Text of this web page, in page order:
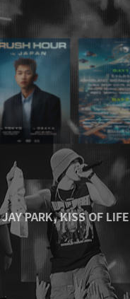
]JAY PARK,KISS OF
幕張メッセ,XD
ジカル "IN THE